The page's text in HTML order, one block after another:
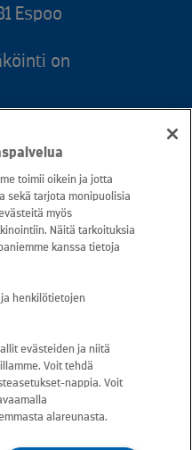
Espoo
on
min)
klo 8-16
ellei
toimii oikein ja jotta
sekä tarjota monipuolisia
myös
Näitä tarkoituksia
kanssa tietoja
henkilötietojen
evästeiden ja niitä
Voit tehdä
nappia. Voit
alareunasta.